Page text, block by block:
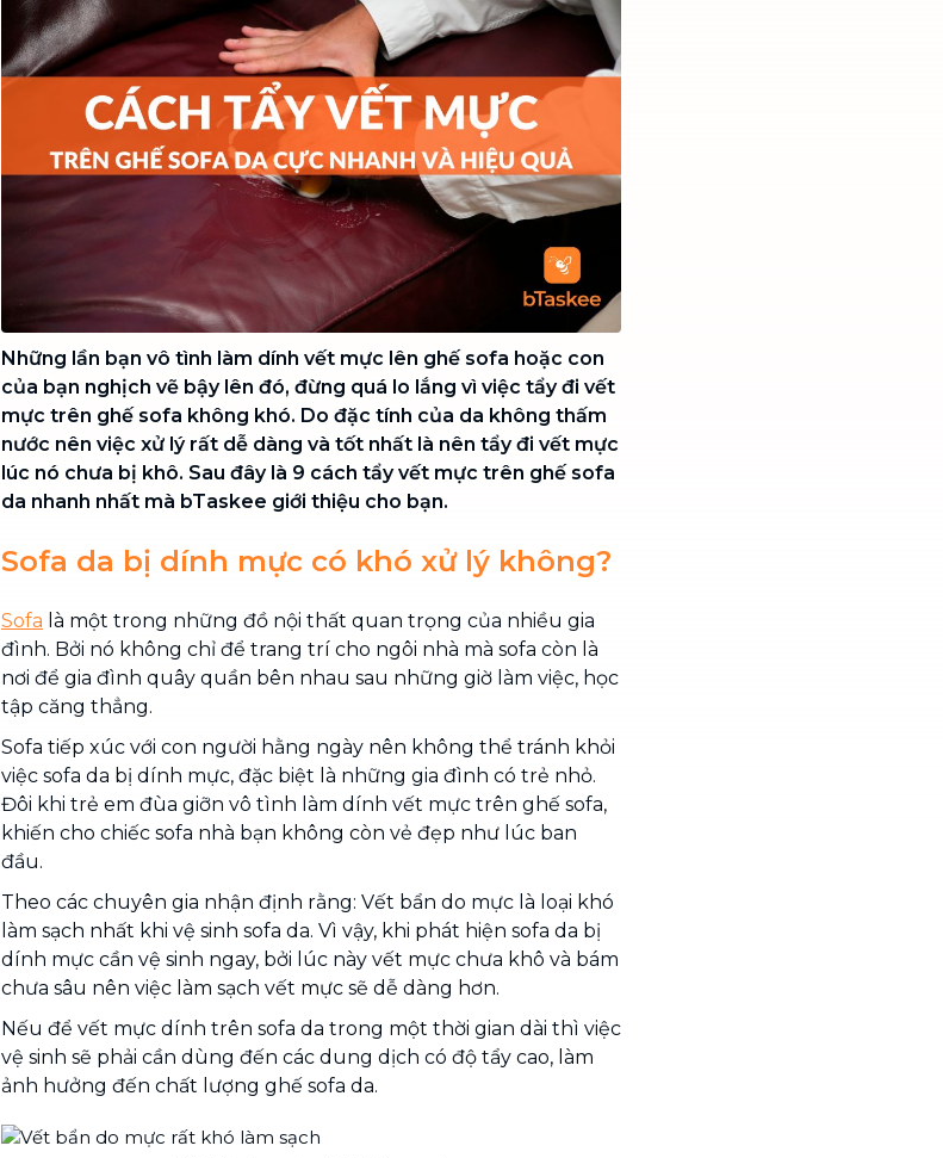
Chuyển nhà trọn gói, không lo dọn
dẹp nơi đi nơi đến
Vệ sinh công nghiệp
Vệ sinh chuyên nghiệp cho văn
phòng, nhà xưởng, công trình lớn
Những lần bạn vô tình làm dính vết mực lên ghế sofa hoặc con
của bạn nghịch vẽ bậy lên đó, đừng quá lo lắng vì việc tẩy đi vết
mực trên ghế sofa không khó. Do đặc tính của da không thấm
nước nên việc xử lý rất dễ dàng và tốt nhất là nên tẩy đi vết mực
lúc nó chưa bị khô. Sau đây là 9 cách tẩy vết mực trên ghế sofa
da nhanh nhất mà bTaskee giới thiệu cho bạn.
Sofa da bị dính mực có khó xử lý không?
Sofa là một trong những đồ nội thất quan trọng của nhiều gia
đình. Bởi nó không chỉ để trang trí cho ngôi nhà mà sofa còn là
nơi để gia đình quây quần bên nhau sau những giờ làm việc, học
tập căng thẳng.
Sofa tiếp xúc với con người hằng ngày nên không thể tránh khỏi
việc sofa da bị dính mực, đặc biệt là những gia đình có trẻ nhỏ.
Đôi khi trẻ em đùa giỡn vô tình làm dính vết mực trên ghế sofa,
khiến cho chiếc sofa nhà bạn không còn vẻ đẹp như lúc ban
đầu.
Theo các chuyên gia nhận định rằng: Vết bẩn do mực là loại khó
làm sạch nhất khi vệ sinh sofa da. Vì vậy, khi phát hiện sofa da bị
dính mực cần vệ sinh ngay, bởi lúc này vết mực chưa khô và bám
chưa sâu nên việc làm sạch vết mực sẽ dễ dàng hơn.
Nếu để vết mực dính trên sofa da trong một thời gian dài thì việc
vệ sinh sẽ phải cần dùng đến các dung dịch có độ tẩy cao, làm
ảnh hưởng đến chất lượng ghế sofa da.